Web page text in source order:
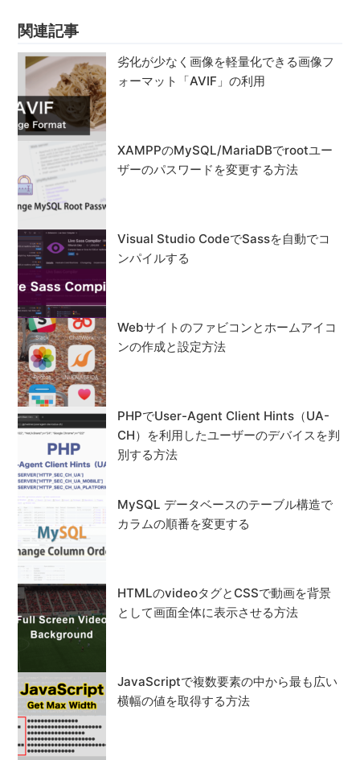
関連記事
劣化が少なく画像を軽量化できる画像フ
ォーマット「AVIF」の利用
XAMPPのMySQL/MariaDBでrootユー
ザーのパスワードを変更する方法
Visual Studio CodeでSassを自動でコ
ンパイルする
Webサイトのファビコンとホームアイコ
ンの作成と設定方法
PHPでUser-Agent Client Hints（UA-
CH）を利用したユーザーのデバイスを判
別する方法
MySQL データベースのテーブル構造で
カラムの順番を変更する
HTMLのvideoタグとCSSで動画を背景
として画面全体に表示させる方法
JavaScriptで複数要素の中から最も広い
横幅の値を取得する方法